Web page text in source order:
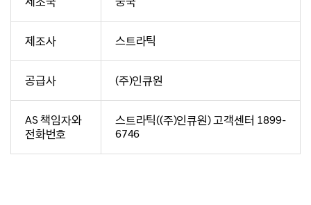
제조사 스트라틱
공급사 (주)인큐원
AS 책임자와
전화번호
스트라틱((주)인큐원) 고객센터 1899-
6746